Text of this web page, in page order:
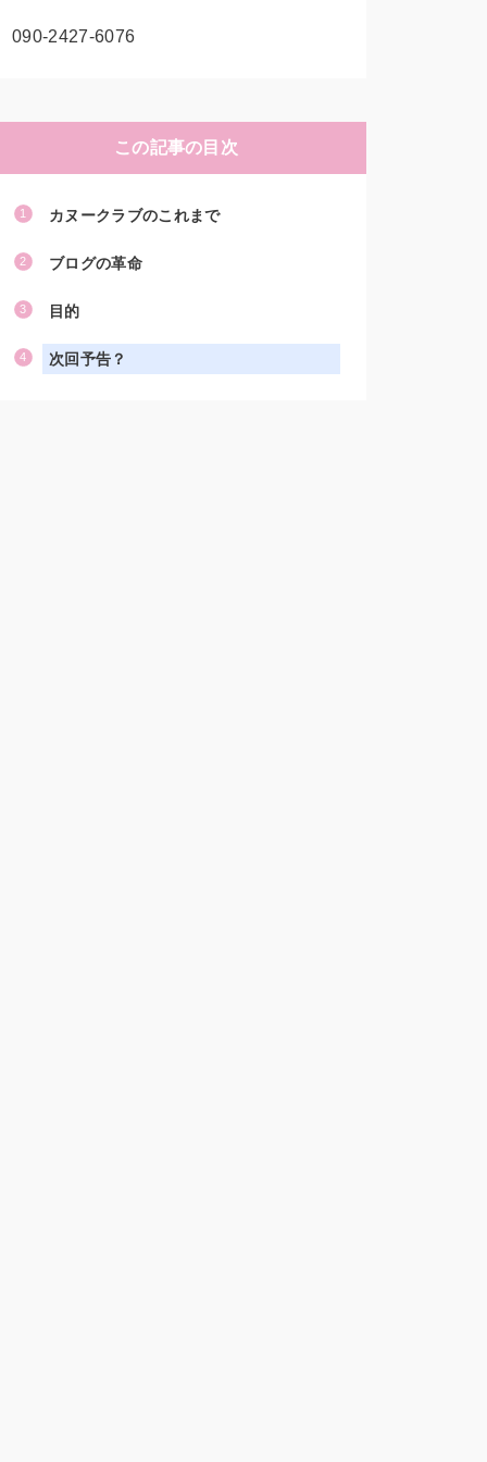
090-2427-6076
この記事の目次
カヌークラブのこれまで
ブログの革命
目的
次回予告？